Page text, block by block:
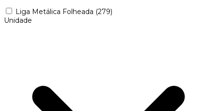
Liga Metálica Folheada (279)
Unidade